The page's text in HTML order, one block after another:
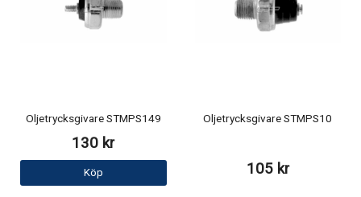
Oljetrycksgivare STMPS149
130 kr
Köp
Oljetrycksgivare STMPS10
105 kr